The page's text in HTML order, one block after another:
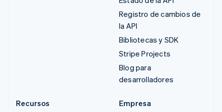
Registro de cambios de
la API
Bibliotecas y SDK
Stripe Projects
Blog para
desarrolladores
Recursos
Empresa